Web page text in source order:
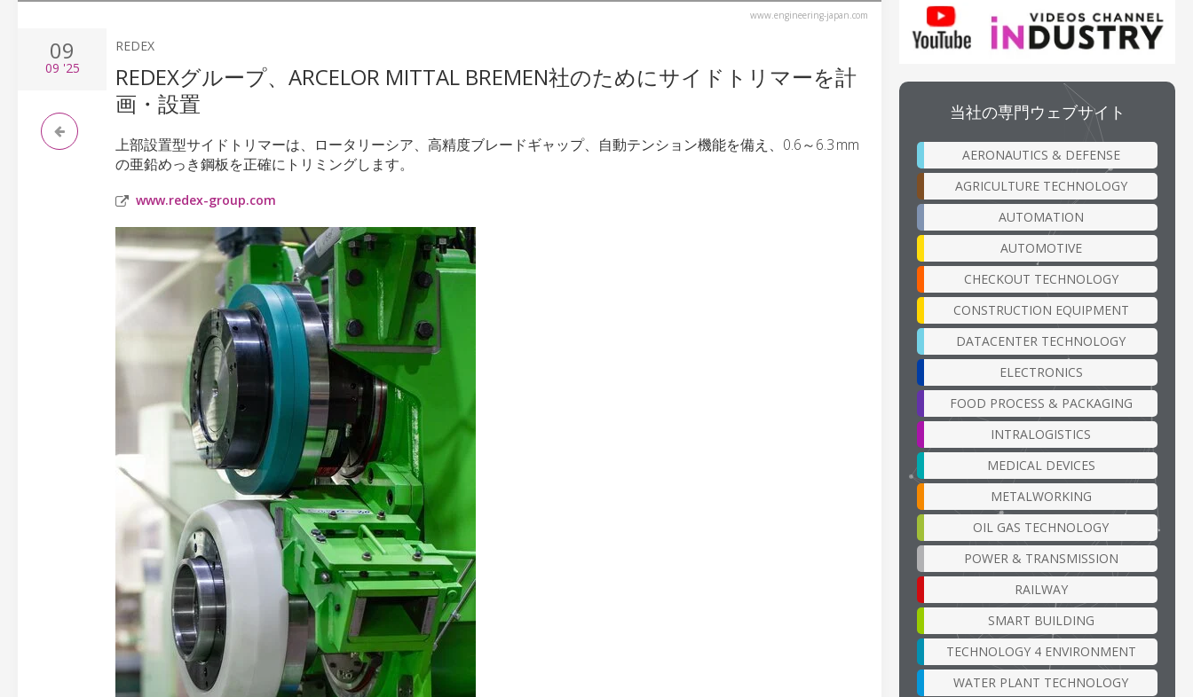
www.engineering-japan.com
09
09 '25
REDEX
REDEXグループ、ARCELOR MITTAL BREMEN社のためにサイドトリマーを計
画・設置
上部設置型サイドトリマーは、ロータリーシア、高精度ブレードギャップ、自動テンション機能を備え、0.6～6.3 mm
の亜鉛めっき鋼板を正確にトリミングします。
www.redex-group.com
当社の専門ウェブサイト
AERONAUTICS & DEFENSE
AGRICULTURE TECHNOLOGY
AUTOMATION
AUTOMOTIVE
CHECKOUT TECHNOLOGY
CONSTRUCTION EQUIPMENT
DATACENTER TECHNOLOGY
ELECTRONICS
FOOD PROCESS & PACKAGING
INTRALOGISTICS
MEDICAL DEVICES
METALWORKING
OIL GAS TECHNOLOGY
POWER & TRANSMISSION
RAILWAY
SMART BUILDING
TECHNOLOGY 4 ENVIRONMENT
WATER PLANT TECHNOLOGY